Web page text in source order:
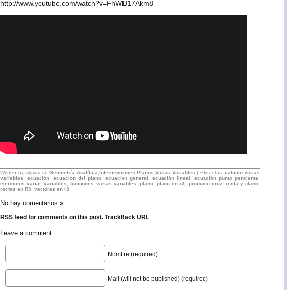
http://www.youtube.com/watch?v=FhWlB17Akm8
Written by silgivar in:Geometría Analítica ,Intercepciones ,Planos ,Varias Variables | Etiquetas:calculo varias
variables
ecuación ecuacion del plano ecuación general ecuación lineal ecuación punto pendiente
ejercicios varias variables
,funciones varias variables plano,plano en r3 producto cruz, recta y plano
rectas en R3
vectores en r3
No hay comentarios »
RSS feed for comments on this post. TrackBack URL
Leave a comment
Nombre (required)
Mail (will not be published) (required)